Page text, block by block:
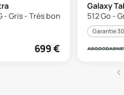
- Gris - Très bon état
699€
Galaxy
512 Go -
Garantie
‹